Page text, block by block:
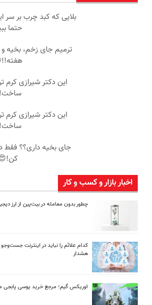
بلایی که کبد چرب بر سر
حتما
این دکتر شیرازی کرم
این دکتر شیرازی کرم
اخبار بازار و کسب و کار
چطور بدون معامله در بیت‌پین از ارز
کدام علائم را نباید در اینترنت
هشدار
اوریکس گیم؛ مرجع خرید یوسی پابجی